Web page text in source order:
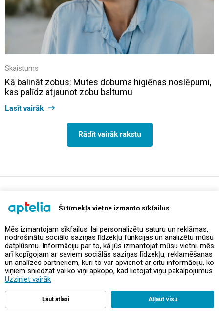
Šī tīmekļa vietne izmanto sīkfailus
Mēs izmantojam sīkfailus, lai personalizētu saturu un reklāmas,
nodrošinātu sociālo saziņas līdzekļu funkcijas un analizētu mūsu
datplūsmu. Informāciju par to, kā jūs izmantojat mūsu vietni, mēs
arī kopīgojam ar saviem sociālās saziņas līdzekļu, reklamēšanas
un analīzes partneriem, kuri to var apvienot ar citu informāciju, ko
viņiem sniedzat vai ko viņi apkopo, kad lietojat viņu pakalpojumus.
Uzziniet vairāk
Ļaut atlasi Atļaut visu
Skaistums
Kā balināt zobus: Mutes dobuma higiēnas noslēpumi,
kas palīdz atjaunot zobu baltumu
Lasīt vairāk
Rādīt vairāk rakstu
Piedāvājumi un akcijas
Kontakti